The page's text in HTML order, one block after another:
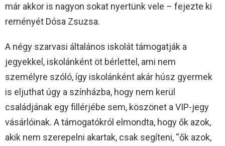
már akkor is nagyon sokat nyertünk vele – fejezte ki
reményét Dósa Zsuzsa.
A négy szarvasi általános iskolát támogatják a
jegyekkel, iskolánként öt bérlettel, ami nem
személyre szóló, így iskolánként akár húsz gyermek
is eljuthat úgy a színházba, hogy nem kerül
családjának egy fillérjébe sem, köszönet a VIP-jegy
vásárlóinak. A támogatókról elmondta, hogy ők azok,
akik nem szerepelni akartak, csak segíteni, “ők azok,